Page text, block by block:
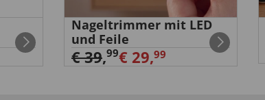
Nageltrimmer mit LED
und Feile
€ 39,99€ 29,99